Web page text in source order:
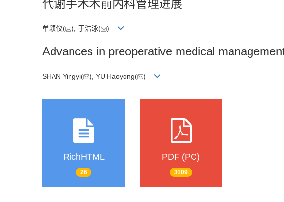
代谢手术术前内科管理进展
单颖仪( ), 于浩泳( )
Advances in preoperative medical
SHAN Yingyi( ), YU Haoyong( )
RichHTML
26
PDF (PC)
3109